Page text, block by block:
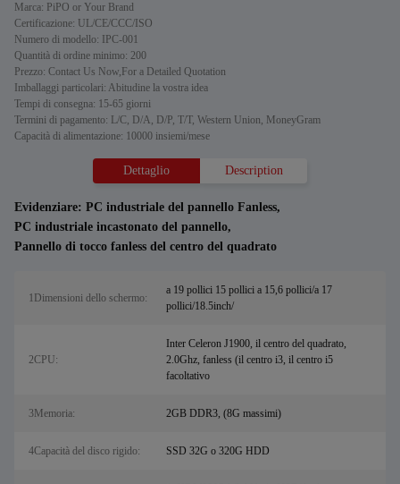
Marca: PiPO or Your Brand
Certificazione: UL/CE/CCC/ISO
Numero di modello: IPC-001
Quantità di ordine minimo: 200
Prezzo: Contact Us Now,For a Detailed Quotation
Imballaggi particolari: Abitudine la vostra idea
Tempi di consegna: 15-65 giorni
Termini di pagamento: L/C, D/A, D/P, T/T, Western Union, MoneyGram
Capacità di alimentazione: 10000 insiemi/mese
Dettaglio Description
Evidenziare: PC industriale del pannello Fanless,
PC industriale incastonato del pannello,
Pannello di tocco fanless del centro del quadrato
1Dimensioni dello schermo:
a 19 pollici 15 pollici a 15,6 pollici/a 17
pollici/18.5inch/
2CPU:
Inter Celeron J1900, il centro del quadrato,
2.0Ghz, fanless (il centro i3, il centro i5
facoltativo
3Memoria: 2GB DDR3, (8G massimi)
4Capacità del disco rigido: SSD 32G o 320G HDD